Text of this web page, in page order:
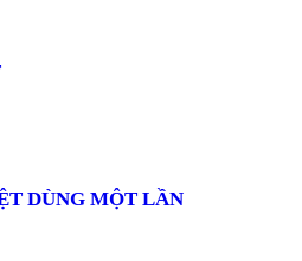
DÙNG MỘT LẦN